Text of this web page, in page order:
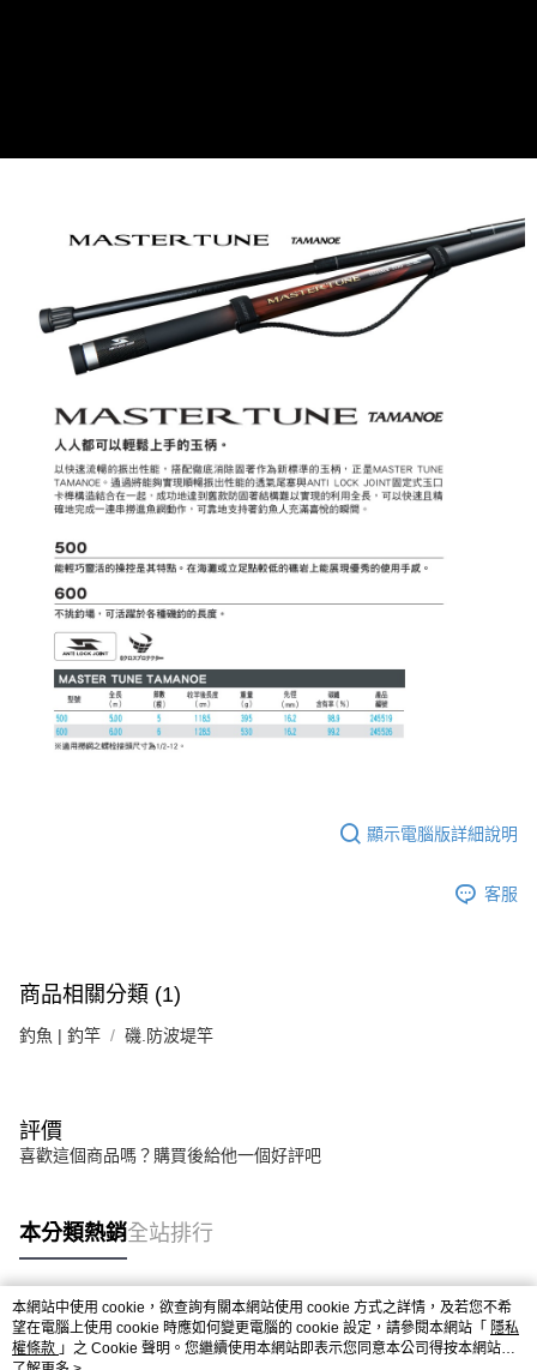
顯示電腦版詳細說明
客服
商品相關分類 (1)
釣魚 | 釣竿 磯.防波堤竿
評價
喜歡這個商品嗎？購買後給他一個好評吧
本分類熱銷全站排行
熱門標籤
本網站中使用 cookie，欲查詢有關本網站使用 cookie 方式之詳情，及若您不希
望在電腦上使用 cookie 時應如何變更電腦的 cookie 設定，請參閱本網站「 隱私
權條款 」之 Cookie 聲明。您繼續使用本網站即表示您同意本公司得按本網站使